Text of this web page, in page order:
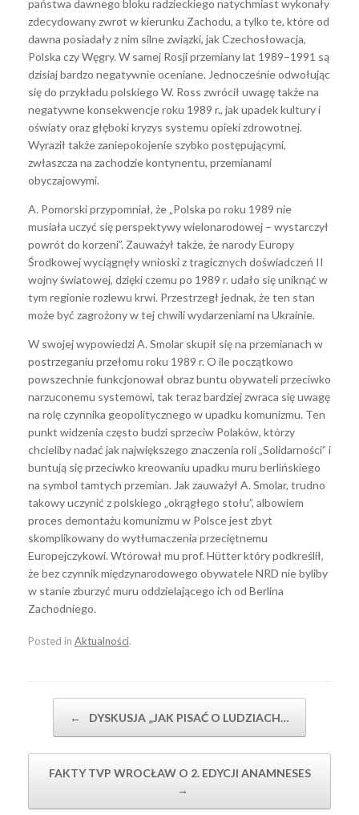
państwa dawnego bloku radzieckiego natychmiast wykonały
zdecydowany zwrot w kierunku Zachodu, a tylko te, które od
dawna posiadały z nim silne związki, jak Czechosłowacja,
Polska czy Węgry. W samej Rosji przemiany lat 1989–1991 są
dzisiaj bardzo negatywnie oceniane. Jednocześnie odwołując
się do przykładu polskiego W. Ross zwrócił uwagę także na
negatywne konsekwencje roku 1989 r., jak upadek kultury i
oświaty oraz głęboki kryzys systemu opieki zdrowotnej.
Wyraził także zaniepokojenie szybko postępującymi,
zwłaszcza na zachodzie kontynentu, przemianami
obyczajowymi.
A. Pomorski przypomniał, że „Polska po roku 1989 nie
musiała uczyć się perspektywy wielonarodowej – wystarczył
powrót do korzeni”. Zauważył także, że narody Europy
Środkowej wyciągnęły wnioski z tragicznych doświadczeń II
wojny światowej, dzięki czemu po 1989 r. udało się uniknąć w
tym regionie rozlewu krwi. Przestrzegł jednak, że ten stan
może być zagrożony w tej chwili wydarzeniami na Ukrainie.
W swojej wypowiedzi A. Smolar skupił się na przemianach w
postrzeganiu przełomu roku 1989 r. O ile początkowo
powszechnie funkcjonował obraz buntu obywateli przeciwko
narzuconemu systemowi, tak teraz bardziej zwraca się uwagę
na rolę czynnika geopolitycznego w upadku komunizmu. Ten
punkt widzenia często budzi sprzeciw Polaków, którzy
chcieliby nadać jak największego znaczenia roli „Solidarności” i
buntują się przeciwko kreowaniu upadku muru berlińskiego
na symbol tamtych przemian. Jak zauważył A. Smolar, trudno
takowy uczynić z polskiego „okrągłego stołu”, albowiem
proces demontażu komunizmu w Polsce jest zbyt
skomplikowany do wytłumaczenia przeciętnemu
Europejczykowi. Wtórował mu prof. Hütter który podkreślił,
że bez czynnik międzynarodowego obywatele NRD nie byliby
w stanie zburzyć muru oddzielającego ich od Berlina
Zachodniego.
Posted in Aktualności.
← DYSKUSJA „JAK PISAĆ O LUDZIACH…
FAKTY TVP WROCŁAW O 2. EDYCJI ANAMNESES
→